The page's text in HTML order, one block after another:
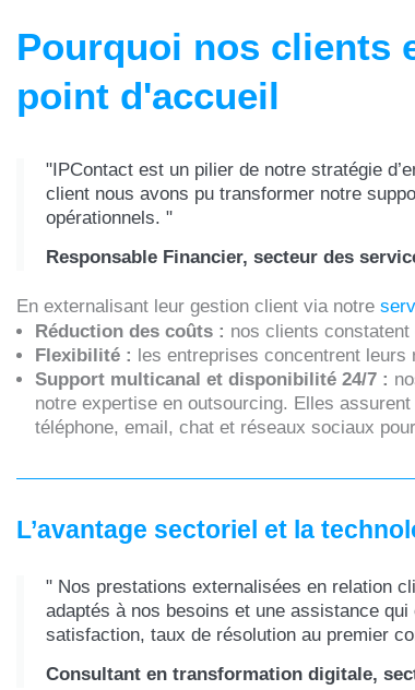
Pourquoi nos clients
point d'accueil
"IPContact est un pilier de notre stratégie
client nous avons pu transformer notre
opérationnels. "
Responsable Financier, secteur des
En externalisant leur gestion client via notre
Réduction des coûts : nos clients
Flexibilité : les entreprises concentrent
Support multicanal et disponibilité 24/7 :
notre expertise en outsourcing. Elles assurent
téléphone, email, chat et réseaux sociaux
L’avantage sectoriel et la
" Nos prestations externalisées en relation
adaptés à nos besoins et une assistance
satisfaction, taux de résolution au premier
Consultant en transformation digitale,